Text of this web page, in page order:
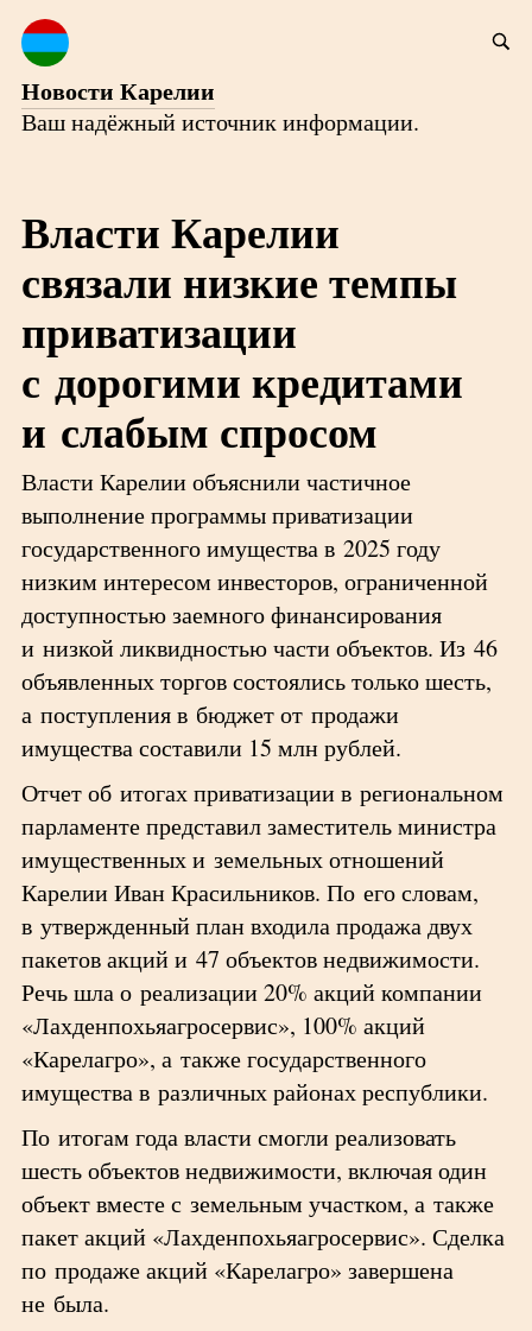
Новости Карелии
Ваш надёжный источник информации.
Власти Карелии
связали низкие темпы
приватизации
с дорогими кредитами
и слабым спросом
Власти Карелии объяснили частичное
выполнение программы приватизации
государственного имущества в 2025 году
низким интересом инвесторов, ограниченной
доступностью заемного финансирования
и низкой ликвидностью части объектов. Из 46
объявленных торгов состоялись только шесть,
а поступления в бюджет от продажи
имущества составили 15 млн рублей.
Отчет об итогах приватизации в региональном
парламенте представил заместитель министра
имущественных и земельных отношений
Карелии Иван Красильников. По его словам,
в утвержденный план входила продажа двух
пакетов акций и 47 объектов недвижимости.
Речь шла о реализации 20% акций компании
«Лахденпохьяагросервис», 100% акций
«Карелагро», а также государственного
имущества в различных районах республики.
По итогам года власти смогли реализовать
шесть объектов недвижимости, включая один
объект вместе с земельным участком, а также
пакет акций «Лахденпохьяагросервис». Сделка
по продаже акций «Карелагро» завершена
не была.